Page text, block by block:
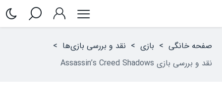
صفحه خانگی > بازی > نقد و بررسی بازی‌ها >
نقد و بررسی بازی Assassin’s Creed Shadows